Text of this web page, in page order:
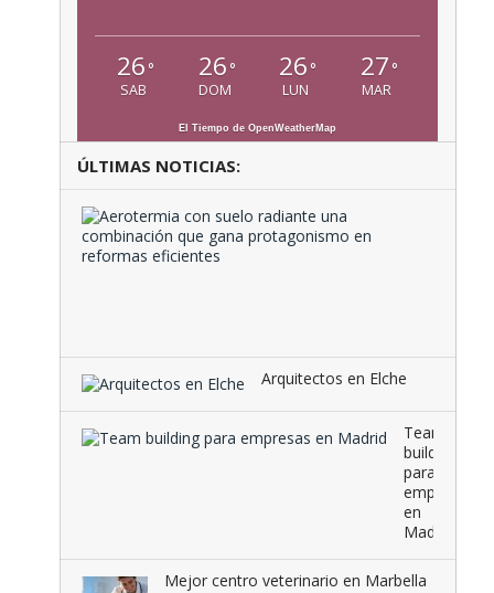
26 °
SAB
26 °
DOM
26 °
LUN
27 °
MAR
El Tiempo de OpenWeatherMap
ÚLTIMAS NOTICIAS:
Arquitectos en Elche
Team
building
para
empresas
en
Madrid
Mejor centro veterinario en Marbella